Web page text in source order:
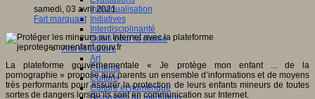
Individualisation
Initiatives
Interdisciplinarité
Outils pour la classe
Arts et Culture
Art
Cinéma
Culture
Culture et numérique
samedi, 03 avril 2021
Fait marquant
La plateforme gouvernementale « Je protège mon enfant ... de la
pornographie » propose aux parents un ensemble d’informations et de moyens
très performants pour assurer la protection de leurs enfants mineurs de toutes
sortes de dangers lorsqu’ils sont en communication sur Internet.